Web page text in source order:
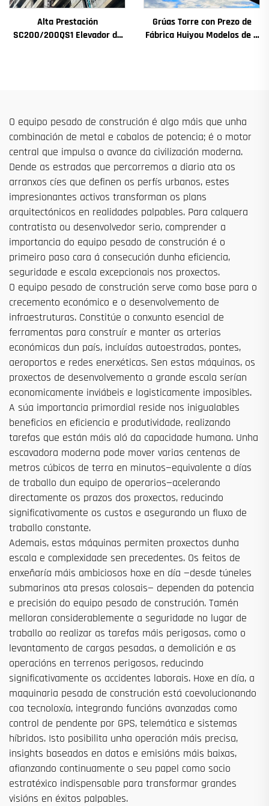
Alta Prestación
SC200/200QS1 Elevador de
Grúas Torre con Prezo de
Fábrica Huiyou Modelos de 4
O equipo pesado de construción é algo máis que unha
combinación de metal e cabalos de potencia; é o motor
central que impulsa o avance da civilización moderna.
Dende as estradas que percorremos a diario ata os
arranxos cíes que definen os perfís urbanos, estes
impresionantes activos transforman os plans
arquitectónicos en realidades palpables. Para calquera
contratista ou desenvolvedor serio, comprender a
importancia do equipo pesado de construción é o
primeiro paso cara á consecución dunha eficiencia,
seguridade e escala excepcionais nos proxectos.
O equipo pesado de construción serve como base para o
crecemento económico e o desenvolvemento de
infraestruturas. Constitúe o conxunto esencial de
ferramentas para construír e manter as arterias
económicas dun país, incluídas autoestradas, pontes,
aeroportos e redes enerxéticas. Sen estas máquinas, os
proxectos de desenvolvemento a grande escala serían
economicamente inviábeis e logisticamente imposibles.
A súa importancia primordial reside nos inigualables
beneficios en eficiencia e produtividade, realizando
tarefas que están máis aló da capacidade humana. Unha
escavadora moderna pode mover varias centenas de
metros cúbicos de terra en minutos—equivalente a días
de traballo dun equipo de operarios—acelerando
directamente os prazos dos proxectos, reducindo
significativamente os custos e asegurando un fluxo de
traballo constante.
Ademais, estas máquinas permiten proxectos dunha
escala e complexidade sen precedentes. Os feitos de
enxeñaría máis ambiciosos hoxe en día —desde túneles
submarinos ata presas colosais— dependen da potencia
e precisión do equipo pesado de construción. Tamén
melloran considerablemente a seguridade no lugar de
traballo ao realizar as tarefas máis perigosas, como o
levantamento de cargas pesadas, a demolición e as
operacións en terrenos perigosos, reducindo
significativamente os accidentes laborais. Hoxe en día, a
maquinaria pesada de construción está coevolucionando
coa tecnoloxía, integrando funcións avanzadas como
control de pendente por GPS, telemática e sistemas
híbridos. Isto posibilita unha operación máis precisa,
insights baseados en datos e emisións máis baixas,
afianzando continuamente o seu papel como socio
estratéxico indispensable para transformar grandes
visións en éxitos palpables.